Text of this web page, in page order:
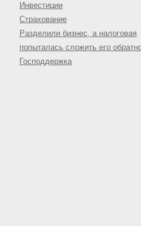
Инвестиции
Страхование
Разделили бизнес, а налоговая
попыталась сложить его
Господдержка